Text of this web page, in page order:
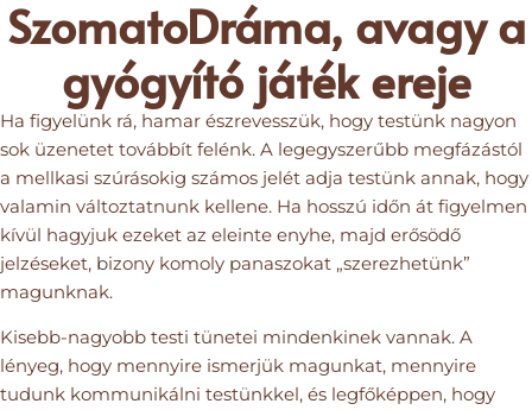
SzomatoDráma, avagy a
gyógyító játék ereje
Ha figyelünk rá, hamar észrevesszük, hogy testünk nagyon
sok üzenetet továbbít felénk. A legegyszerűbb megfázástól
a mellkasi szúrásokig számos jelét adja testünk annak, hogy
valamin változtatnunk kellene. Ha hosszú időn át figyelmen
kívül hagyjuk ezeket az eleinte enyhe, majd erősödő
jelzéseket, bizony komoly panaszokat „szerezhetünk”
magunknak.
Kisebb-nagyobb testi tünetei mindenkinek vannak. A
lényeg, hogy mennyire ismerjük magunkat, mennyire
tudunk kommunikálni testünkkel, és legfőképpen, hogy